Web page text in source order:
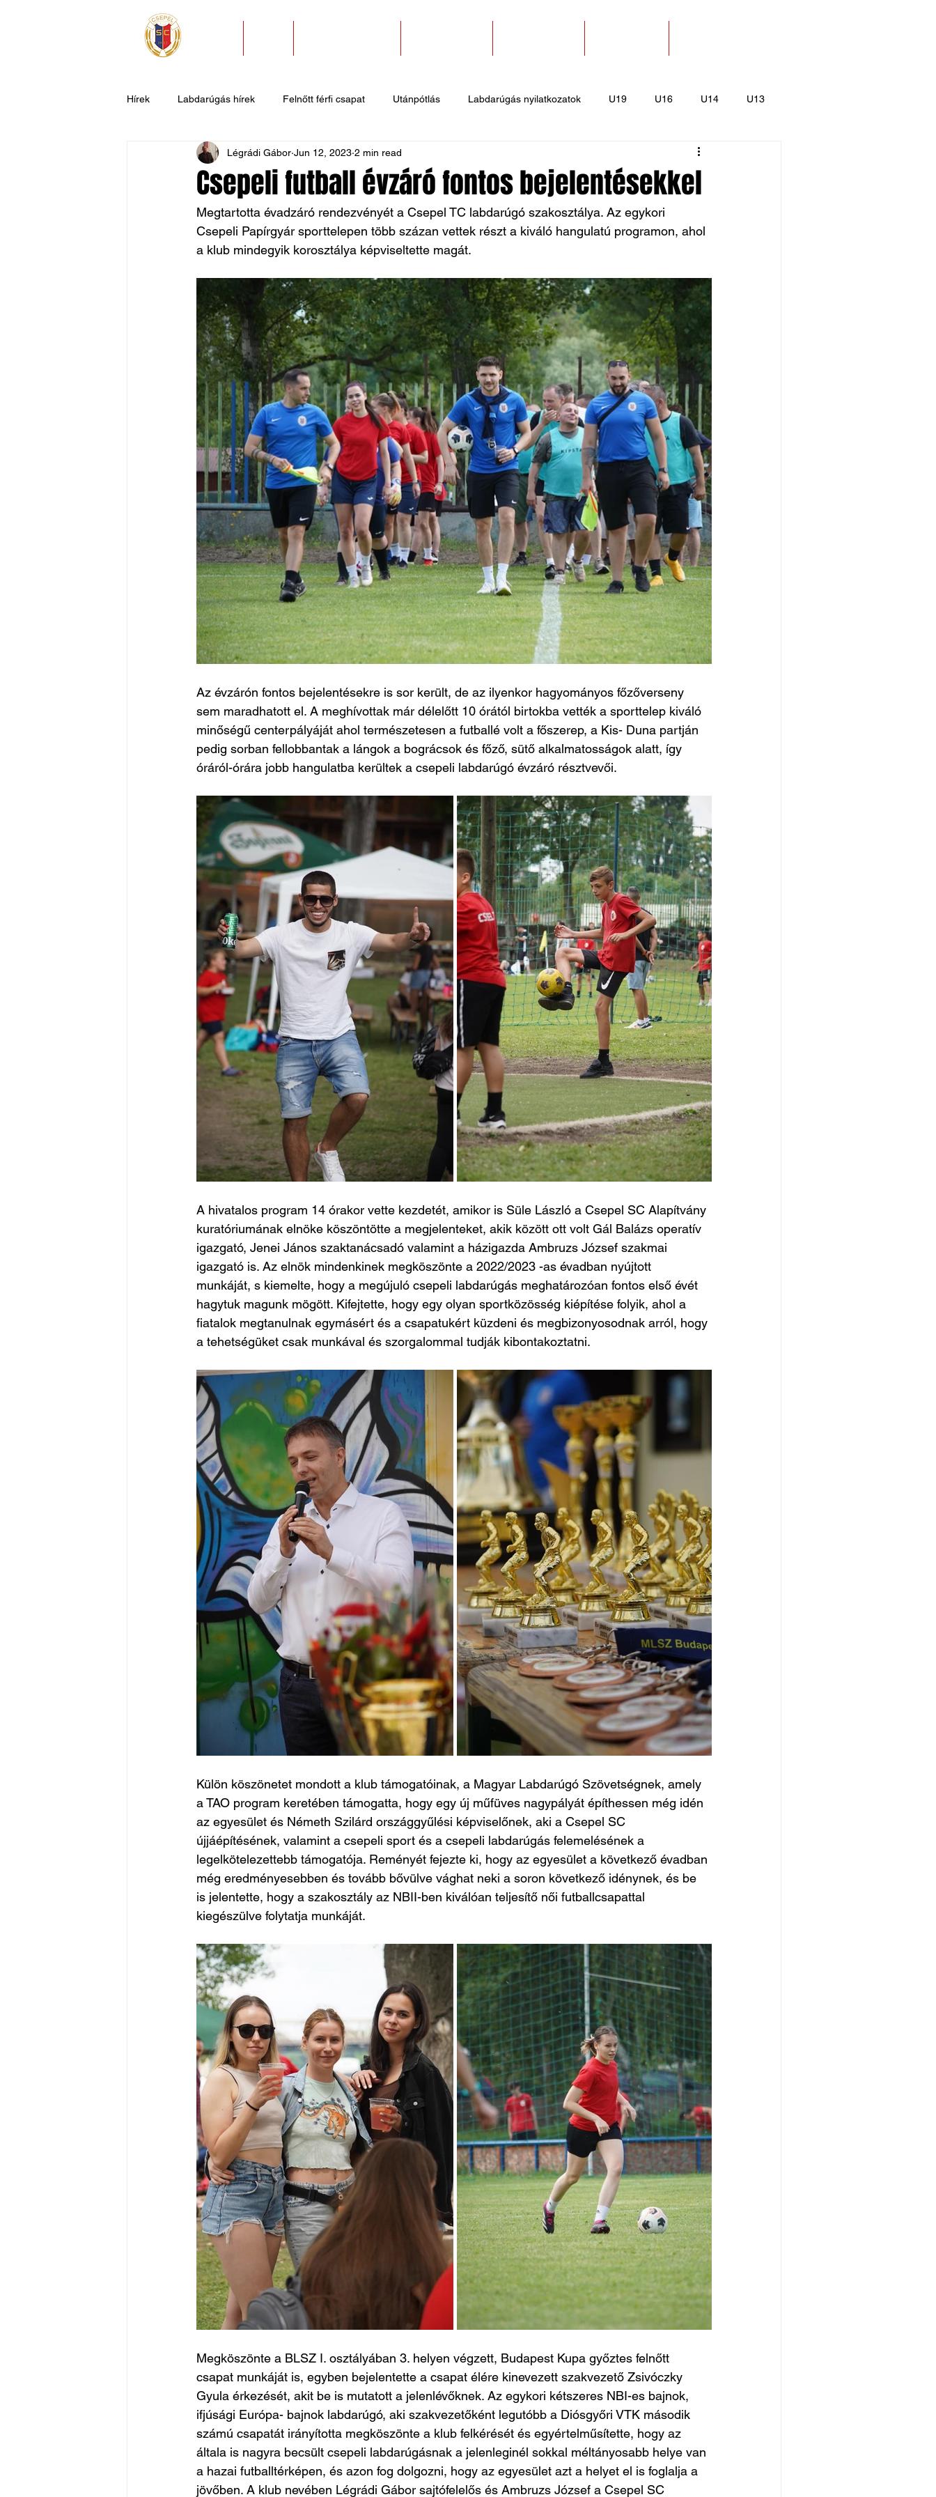
Hírek Labdarúgás hírek Felnőtt férfi csapat Utánpótlás Labdarúgás nyilatkozatok U19 U16 U14 U13
U9 U7 Evezős hírek Sportlövő hírek Kajak-Kenu
Csepel SC II Általános hírek
Csepeli futball évzáró fontos bejelentésekkel
Légrádi Gábor Jun 12, 2023 2 min read
Megtartotta évadzáró rendezvényét a Csepel TC labdarúgó szakosztálya. Az egykori
Csepeli Papírgyár sporttelepen több százan vettek részt a kiváló hangulatú programon, ahol
a klub mindegyik korosztálya képviseltette magát.
Az évzárón fontos bejelentésekre is sor került, de az ilyenkor hagyományos főzőverseny
sem maradhatott el. A meghívottak már délelőtt 10 órától birtokba vették a sporttelep kiváló
minőségű centerpályáját ahol természetesen a futballé volt a főszerep, a Kis- Duna partján
pedig sorban fellobbantak a lángok a bográcsok és főző, sütő alkalmatosságok alatt, így
óráról-órára jobb hangulatba kerültek a csepeli labdarúgó évzáró résztvevői.
A hivatalos program 14 órakor vette kezdetét, amikor is Süle László a Csepel SC Alapítvány
kuratóriumának elnöke köszöntötte a megjelenteket, akik között ott volt Gál Balázs operatív
igazgató, Jenei János szaktanácsadó valamint a házigazda Ambruzs József szakmai
igazgató is. Az elnök mindenkinek megköszönte a 2022/2023 -as évadban nyújtott
munkáját, s kiemelte, hogy a megújuló csepeli labdarúgás meghatározóan fontos első évét
hagytuk magunk mögött. Kifejtette, hogy egy olyan sportközösség kiépítése folyik, ahol a
fiatalok megtanulnak egymásért és a csapatukért küzdeni és megbizonyosodnak arról, hogy
a tehetségüket csak munkával és szorgalommal tudják kibontakoztatni.
Külön köszönetet mondott a klub támogatóinak, a Magyar Labdarúgó Szövetségnek, amely
a TAO program keretében támogatta, hogy egy új műfüves nagypályát építhessen még idén
az egyesület és Németh Szilárd országgyűlési képviselőnek, aki a Csepel SC
újjáépítésének, valamint a csepeli sport és a csepeli labdarúgás felemelésének a
legelkötelezettebb támogatója. Reményét fejezte ki, hogy az egyesület a következő évadban
még eredményesebben és tovább bővülve vághat neki a soron következő idénynek, és be
is jelentette, hogy a szakosztály az NBII-ben kiválóan teljesítő női futballcsapattal
kiegészülve folytatja munkáját.
Megköszönte a BLSZ I. osztályában 3. helyen végzett, Budapest Kupa győztes felnőtt
csapat munkáját is, egyben bejelentette a csapat élére kinevezett szakvezető Zsivóczky
Gyula érkezését, akit be is mutatott a jelenlévőknek. Az egykori kétszeres NBI-es bajnok,
ifjúsági Európa- bajnok labdarúgó, aki szakvezetőként legutóbb a Diósgyőri VTK második
számú csapatát irányította megköszönte a klub felkérését és egyértelműsítette, hogy az
általa is nagyra becsült csepeli labdarúgásnak a jelenleginél sokkal méltányosabb helye van
a hazai futballtérképen, és azon fog dolgozni, hogy az egyesület azt a helyet el is foglalja a
jövőben. A klub nevében Légrádi Gábor sajtófelelős és Ambruzs József a Csepel SC